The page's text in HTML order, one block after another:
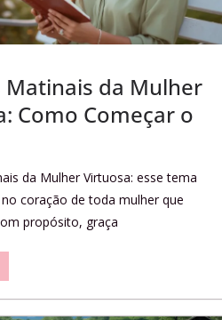
Matinais da Mulher
Como Começar o
da Mulher Virtuosa: esse tema
coração de toda mulher que
propósito, graça